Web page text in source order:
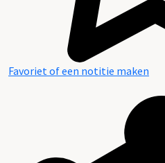
Favoriet of een notitie maken